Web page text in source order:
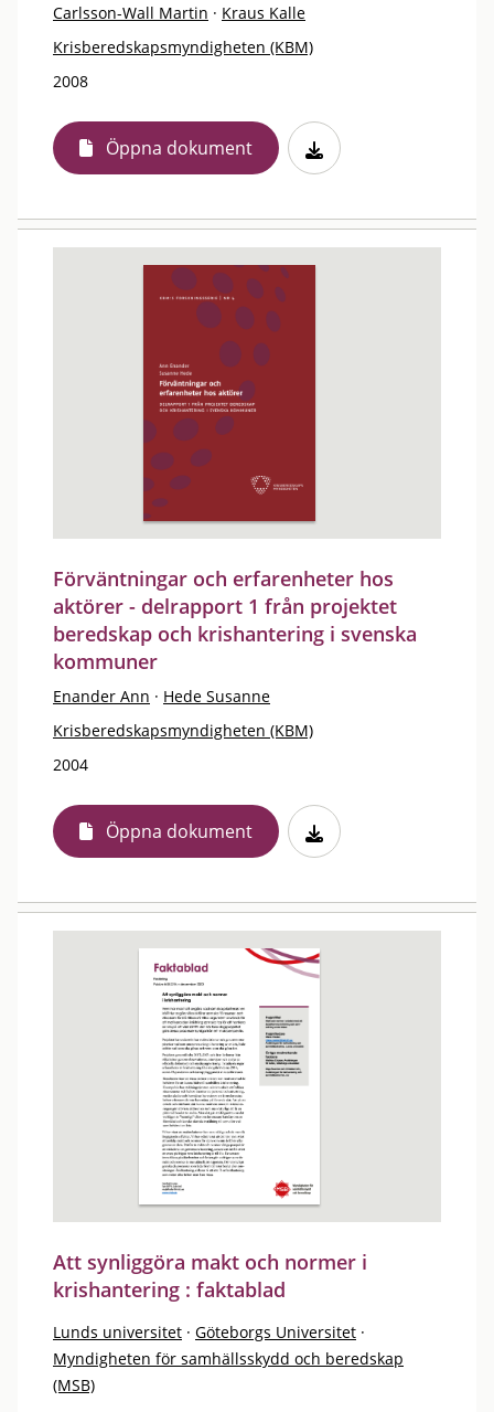
Carlsson-Wall Martin · Kraus Kalle
Krisberedskapsmyndigheten (KBM)
2008
Öppna dokument
Förväntningar och erfarenheter hos
aktörer - delrapport 1 från projektet
beredskap och krishantering i svenska
kommuner
Enander Ann · Hede Susanne
Krisberedskapsmyndigheten (KBM)
2004
Öppna dokument
Att synliggöra makt och normer i
krishantering : faktablad
Lunds universitet · Göteborgs Universitet ·
Myndigheten för samhällsskydd och beredskap
(MSB)